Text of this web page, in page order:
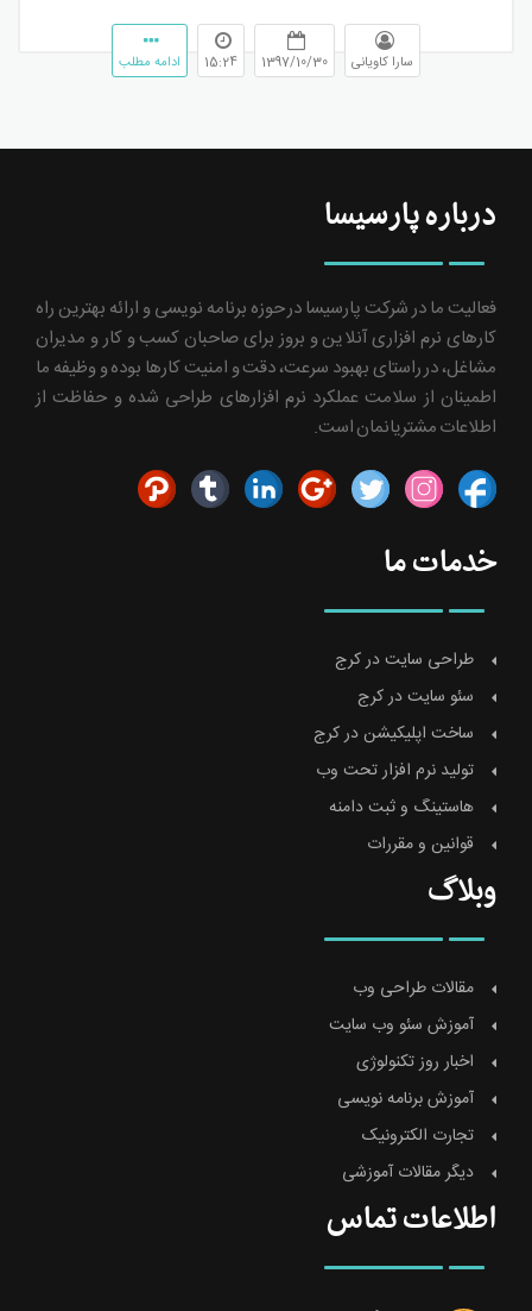
سارا کاویانی 1397/10/30
15:24 ادامه مطلب
درباره پارسیسا
فعالیت ما در شرکت پارسیسا در حوزه برنامه نویسی و ارائه بهترین راه
کارهای نرم افزاری آنلاین و بروز برای صاحبان کسب و کار و مدیران
مشاغل، در راستای بهبود سرعت، دقت و امنیت کارها بوده و وظیفه ما
اطمینان از سلامت عملکرد نرم افزارهای طراحی شده و حفاظت از
اطلاعات مشتریانمان است.
خدمات ما
طراحی سایت در کرج
سئو سایت در کرج
ساخت اپلیکیشن در کرج
تولید نرم افزار تحت وب
هاستینگ و ثبت دامنه
قوانین و مقررات
وبلاگ
مقالات طراحی وب
آموزش سئو وب سایت
اخبار روز تکنولوژی
آموزش برنامه نویسی
تجارت الکترونیک
دیگر مقالات آموزشی
اطلاعات تماس